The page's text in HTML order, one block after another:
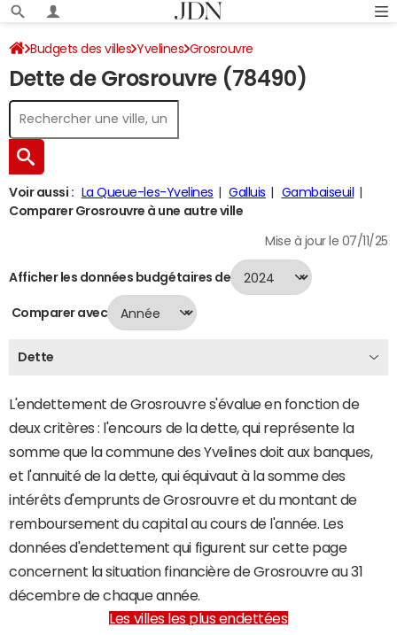
Budgets des villes Yvelines Grosrouvre
Dette au 31/12/2024
Dette de Grosrouvre (78490)
Voir aussi : La Queue-les-Yvelines Galluis
Gambaiseuil
Comparer Grosrouvre à une autre ville
Mise à jour le 07/11/25
Afficher les données budgétaires de
Comparer avec
Dette
L'endettement de Grosrouvre s'évalue en fonction de
deux critères : l'encours de la dette, qui représente la
somme que la commune des Yvelines doit aux banques,
et l'annuité de la dette, qui équivaut à la somme des
intérêts d'emprunts de Grosrouvre et du montant de
remboursement du capital au cours de l'année. Les
données d'endettement qui figurent sur cette page
concernent la situation financière de Grosrouvre au 31
décembre de chaque année.
Les villes les plus endettées